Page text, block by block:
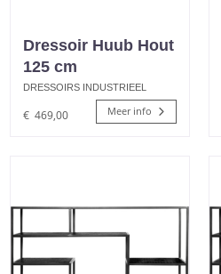
Dressoir Huub Hout
125 cm
DRESSOIRS INDUSTRIEEL
€ 469,00 Meer info